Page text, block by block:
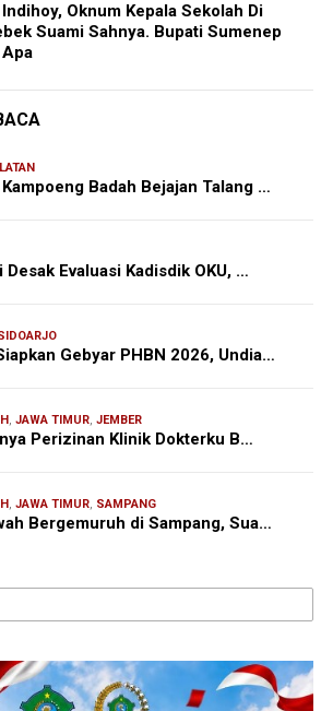
Oknum Kepala Sekolah Di
Suami Sahnya. Bupati Sumenep
Badah Bejajan Talang …
Desak Evaluasi Kadisdik OKU, …
Gebyar PHBN 2026, Undia…
, JAWA TIMUR, JEMBER
Perizinan Klinik Dokterku B…
, JAWA TIMUR, SAMPANG
Bergemuruh di Sampang, Sua…